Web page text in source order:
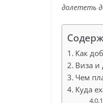
долететь
Как
Виза и
Чем
Куда